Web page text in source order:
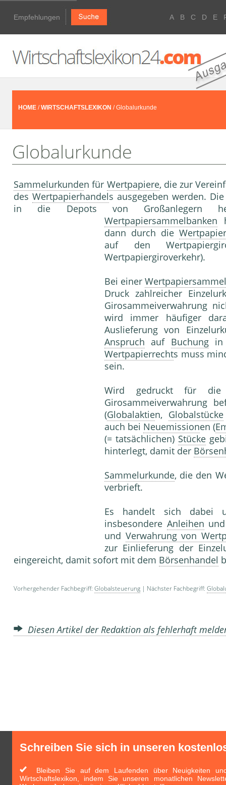
Empfehlungen A B C D E
HOME /WIRTSCHAFTSLEXIKON / Globalurkunde
Globalurkunde
Sammelurkunden für Wertpapiere, die zur
des Wertpapierhandels ausgegeben werden.
in die Depots von Großanlegern
Wertpapiersammelbanken
dann durch die
auf den
Wertpapiergiroverkehr).
Bei einer
Druck zahlreicher
Girosammeiverwahrung
wird immer häufiger
Auslieferung von
Anspruch auf Buchungin
Wertpapierrechts muss
sein.
Wird gedruckt für
Girosammeiverwahrung
(Globalaktien, Globalstücke
auch bei Neuemissionen (
(= tatsächlichen) Stücke
hinterlegt, damit der
Sammelurkunde, die den
verbrieft.
Es handelt sich
insbesondere Anleihen
und Verwahrung von
zur Einlieferung der
eingereicht, damit sofort mit dem Börsenhandel
Vorhergehender Fachbegriff: Globalsteuerung | Nächster Fachbegriff:
Diesen Artikel der Redaktion als fehlerhaft
Schreiben Sie sich in unseren
Bleiben Sie auf dem Laufenden über Neuigkeiten
Wirtschaftslexikon, indem Sie unseren monatlichen